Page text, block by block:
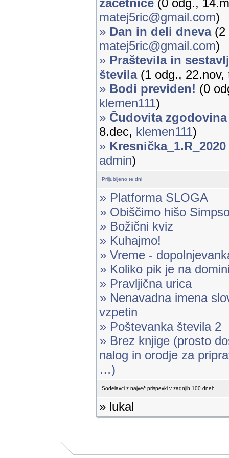
začetnice (0 odg.,
matej5ric@gmail.com)
» Dan in deli dneva(2
matej5ric@gmail.com)
» Praštevila in
števila(1 odg., 22.nov,
» Bodi previden! (0
klemen111)
» Čudovita
8.dec, klemen111)
» Kresnička_1.R_2020
admin)
Priljubljeno te dni
» Platforma SLOGA
» Obiščimo hišo
» Božični kviz
» Kuhajmo!
» Vreme -
» Koliko pik je na
» Pravljična urica
» Nenavadna imena
vzpetin
» Poštevanka števila 2
» Brez knjige (prosto
nalog in orodje za
…)
Sodelavci z največ prispevki v zadnjih 100 dneh
» lukal